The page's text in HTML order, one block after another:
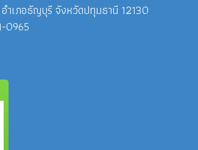
เภอธัญบุรี จังหวัดปทุมธานี 12130
0965